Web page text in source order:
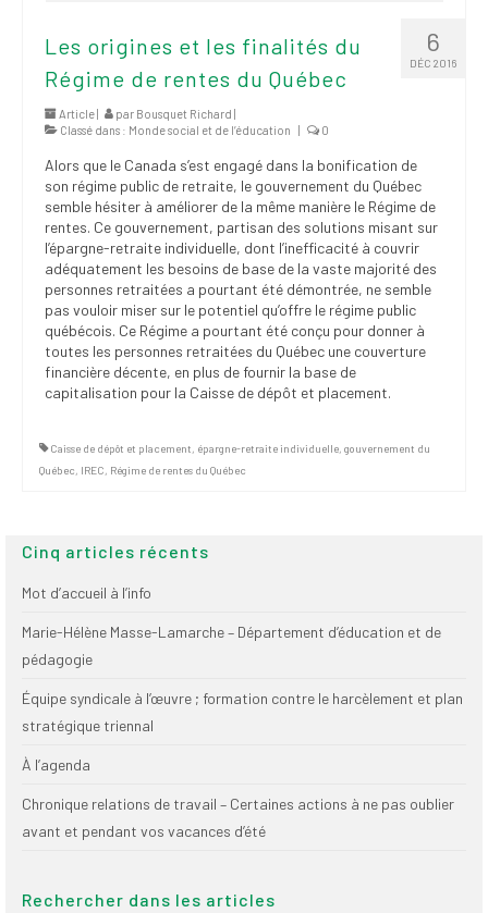
6
DÉC 2016
Les origines et les finalités du
Régime de rentes du Québec
Article | par Bousquet Richard |
Classé dans : Monde social et de l’éducation | 0
Alors que le Canada s’est engagé dans la bonification de
son régime public de retraite, le gouvernement du Québec
semble hésiter à améliorer de la même manière le Régime de
rentes. Ce gouvernement, partisan des solutions misant sur
l’épargne-retraite individuelle, dont l’inefficacité à couvrir
adéquatement les besoins de base de la vaste majorité des
personnes retraitées a pourtant été démontrée, ne semble
pas vouloir miser sur le potentiel qu’offre le régime public
québécois. Ce Régime a pourtant été conçu pour donner à
toutes les personnes retraitées du Québec une couverture
financière décente, en plus de fournir la base de
capitalisation pour la Caisse de dépôt et placement.
Caisse de dépôt et placement, épargne-retraite individuelle, gouvernement du
Québec, IREC, Régime de rentes du Québec
Cinq articles récents
Mot d’accueil à l’info
Marie-Hélène Masse-Lamarche – Département d’éducation et de
pédagogie
Équipe syndicale à l’œuvre ; formation contre le harcèlement et plan
stratégique triennal
À l’agenda
Chronique relations de travail – Certaines actions à ne pas oublier
avant et pendant vos vacances d’été
Rechercher dans les articles